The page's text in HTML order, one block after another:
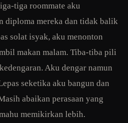
tiga roommate aku
diploma mereka dan tidak balik
solat isyak, aku menonton
makan malam. Tiba-tiba pili
Aku dengar namun
seketika aku bangun dan
abaikan perasaan yang
memikirkan lebih.